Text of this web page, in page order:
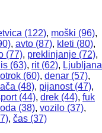
(122), moški (96),
, avto (87), kleti (80),
(77), preklinjanje (72),
(63), rit (62), Ljubljana
otrok (60), denar (57),
(48), pijanost (47),
(44), drek (44), fuk
(38), vozilo (37),
, čas (37)